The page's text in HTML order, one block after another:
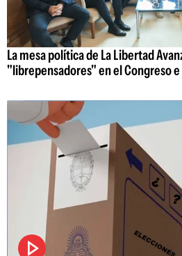
La mesa política de La Libertad
"librepensadores" en el Congreso